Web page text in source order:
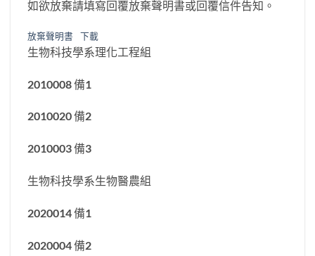
如欲放棄請填寫回覆放棄聲明書或回覆信件告知。
放棄聲明書 下載
生物科技學系理化工程組
2010008 備1
2010020 備2
2010003 備3
生物科技學系生物醫農組
2020014 備1
2020004 備2